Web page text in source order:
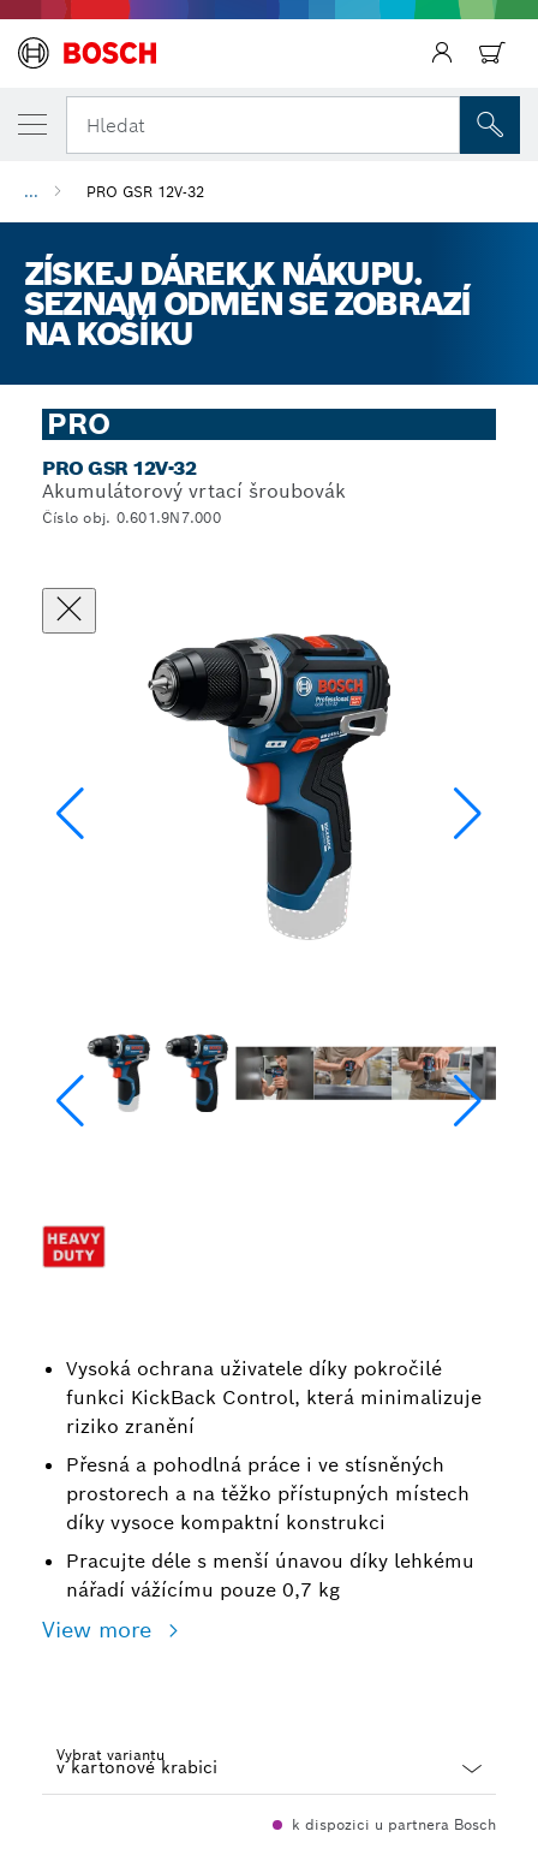
Hledat
... PRO GSR 12V-32
ZÍSKEJ DÁREK K NÁKUPU.
SEZNAM ODMĚN SE ZOBRAZÍ
NA KOŠÍKU
PRO
PRO GSR 12V-32
Akumulátorový vrtací šroubovák
Číslo obj. 0.601.9N7.000
Vysoká ochrana uživatele díky pokročilé
funkci KickBack Control, která minimalizuje
riziko zranění
Přesná a pohodlná práce i ve stísněných
prostorech a na těžko přístupných místech
díky vysoce kompaktní konstrukci
Pracujte déle s menší únavou díky lehkému
nářadí vážícímu pouze 0,7 kg
View more
Vybrat variantu
k dispozici u partnera Bosch